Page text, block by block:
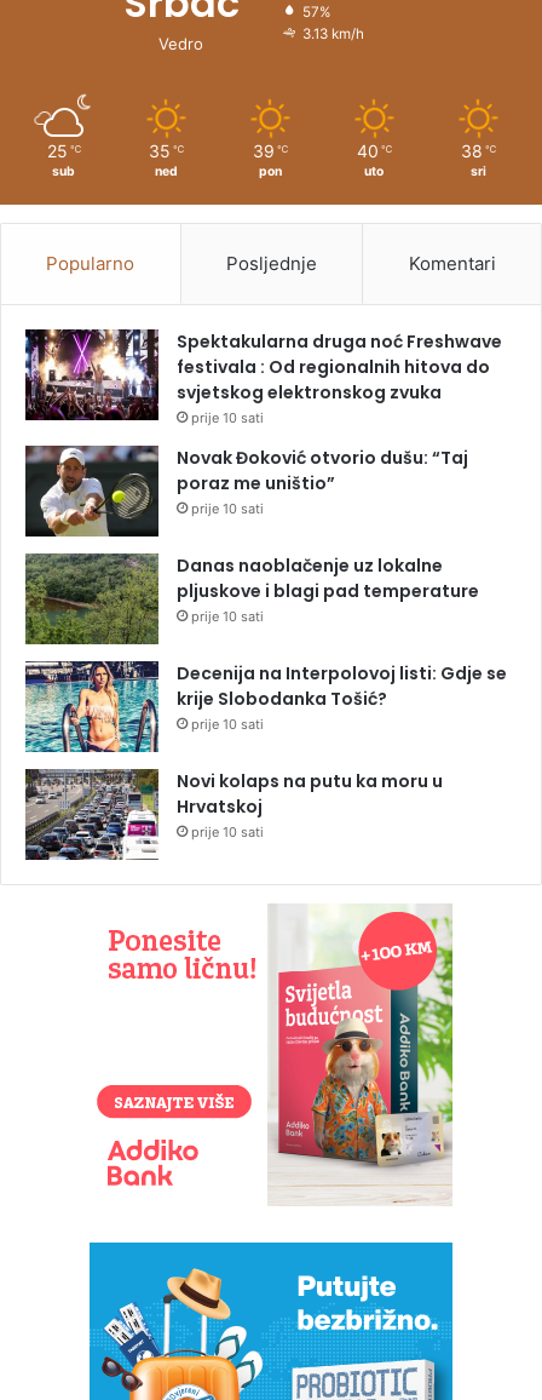
Vedro
57%
3.13 km/h
25 ℃
sub
35 ℃
ned
39 ℃
pon
40 ℃
uto
38 ℃
sri
Popularno Posljednje Komentari
Spektakularna druga noć Freshwave
festivala : Od regionalnih hitova do
svjetskog elektronskog zvuka
prije 10 sati
Novak Đoković otvorio dušu: “Taj
poraz me uništio”
prije 10 sati
Danas naoblačenje uz lokalne
pljuskove i blagi pad temperature
prije 10 sati
Decenija na Interpolovoj listi: Gdje se
krije Slobodanka Tošić?
prije 10 sati
Novi kolaps na putu ka moru u
Hrvatskoj
prije 10 sati